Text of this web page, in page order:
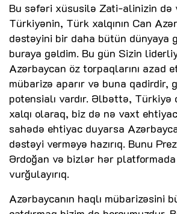
Bu səfəri xüsusilə Zati-alinizin də
Türkiyənin, Türk xalqının Can
dəstəyini bir daha bütün dünyaya
buraya gəldim. Bu gün Sizin
Azərbaycan öz torpaqlarını azad
mübarizə aparır və buna qadirdir,
potensialı vardır. Əlbəttə,
xalqı olaraq, biz də nə vaxt
sahədə ehtiyac duyarsa
dəstəyi verməyə hazırıq. Bunu
Ərdoğan və bizlər hər
vurğulayırıq.
Azərbaycanın haqlı mübarizəsini